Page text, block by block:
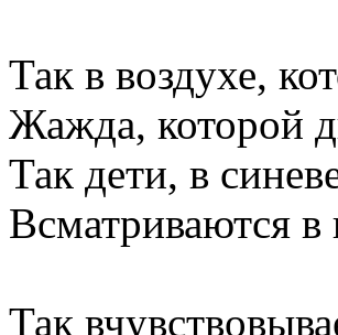
Так в воздухе,
Жажда, которой
Так дети, в
Всматриваются в
Так